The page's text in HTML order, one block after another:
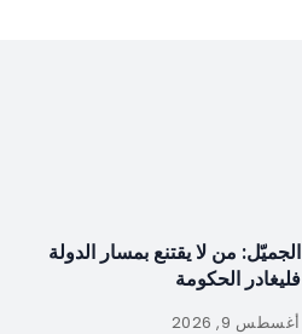
الجميّل: من لا يقتنع بمسار الدولة
فليغادر الحكومة
أغسطس 9, 2026